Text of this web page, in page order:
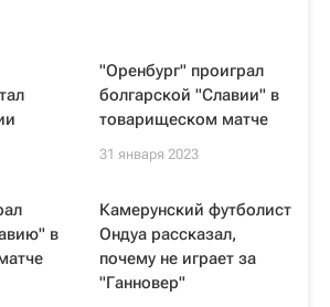
"Оренбург" проиграл
болгарской "Славии" в
товарищеском матче
31 января 2023
в
Камерунский футболист
Ондуа рассказал,
почему не играет за
"Ганновер"